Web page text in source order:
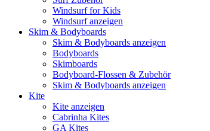
Windsurf for Kids
Windsurf anzeigen
Skim & Bodyboards
Skim & Bodyboards anzeigen
Bodyboards
Skimboards
Bodyboard-Flossen & Zubehör
Skim & Bodyboards anzeigen
Kite
Kite anzeigen
Cabrinha Kites
GA Kites